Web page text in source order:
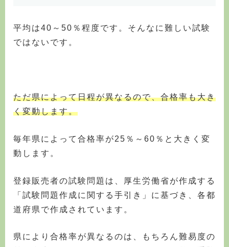
平均は40～50％程度です。そんなに難しい試験
ではないです。
ただ県によって日程が異なるので、合格率も大き
く変動します。
毎年県によって合格率が25％～60％と大きく変
動します。
登録販売者の試験問題は、厚生労働省が作成する
「試験問題作成に関する手引き」に基づき、各都
道府県で作成されています。
県により合格率が異なるのは、もちろん難易度の